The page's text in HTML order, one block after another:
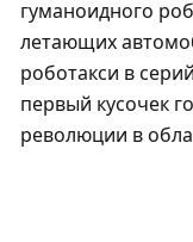
гуманоидного
летающих
роботакси в
первый кусочек
революции в